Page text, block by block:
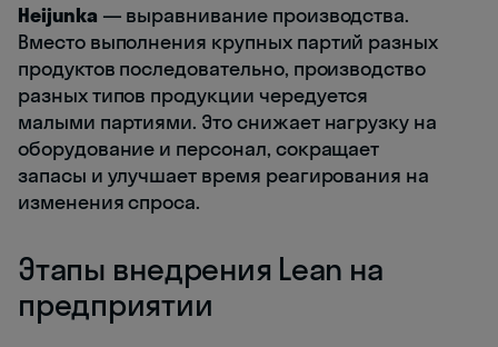
Heijunka — выравнивание производства.
Вместо выполнения крупных партий разных
продуктов последовательно, производство
разных типов продукции чередуется
малыми партиями. Это снижает нагрузку на
оборудование и персонал, сокращает
запасы и улучшает время реагирования на
изменения спроса.
Этапы внедрения Lean на
предприятии